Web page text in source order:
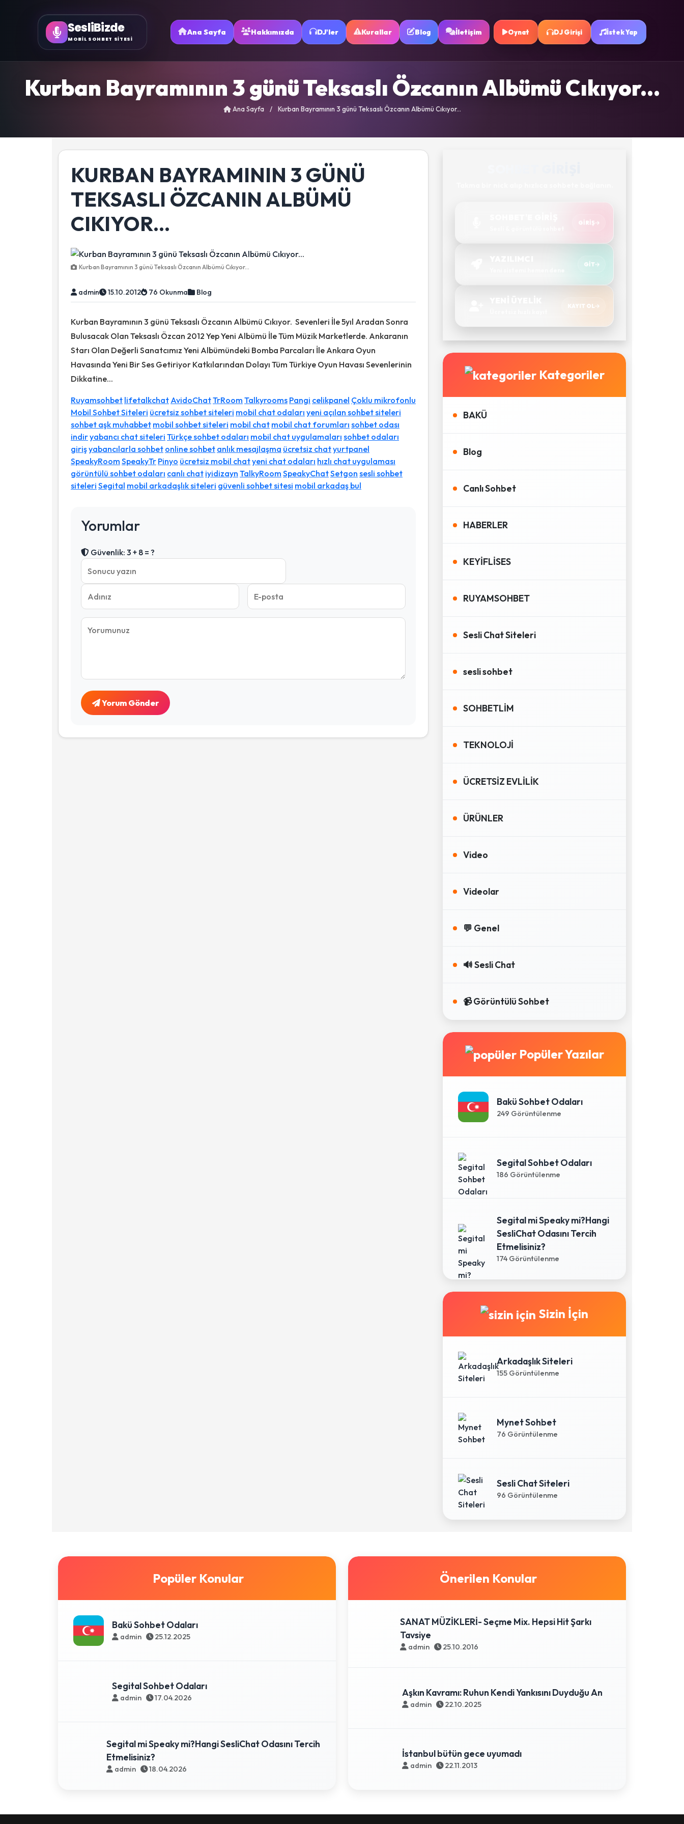
SesliBizde
MOBİL SOHBET SİTESİ
Ana Sayfa Hakkımızda DJ'ler Kurallar Blog İletişim Oynat DJ Girişi İstek Yap
Kurban Bayramının 3 günü Teksaslı Özcanın Albümü Cıkıyor...
Ana Sayfa / Kurban Bayramının 3 günü Teksaslı Özcanın Albümü Cıkıyor...
KURBAN BAYRAMININ 3 GÜNÜ
TEKSASLI ÖZCANIN ALBÜMÜ
CIKIYOR...
Kurban Bayramının 3 günü Teksaslı Özcanın Albümü Cıkıyor...
admin 15.10.2012 76 Okunma Blog
Kurban Bayramının 3 günü Teksaslı Özcanın Albümü Cıkıyor. Sevenleri İle 5yıl Aradan Sonra
Bulusacak Olan Teksaslı Özcan 2012 Yep Yeni Albümü İle Tüm Müzik Marketlerde. Ankaranın
Starı Olan Değerli Sanatcımız Yeni Albümündeki Bomba Parcaları İle Ankara Oyun
Havasında Yeni Bir Ses Getiriyor Katkılarından Dolayı Tüm Türkiye Oyun Havası Sevenlerinin
Dikkatine...
Ruyamsohbet lifetalkchat AvidoChatTrRoom Talkyrooms Pangi celikpanel Çoklu mikrofonlu
Mobil Sohbet Siteleri ücretsiz sohbet siteleri mobil chat odaları yeni açılan sohbet siteleri
sohbet aşk muhabbet mobil sohbet siteleri mobil chat mobil chat forumları sohbet odası
indiryabancı chat siteleri Türkçe sohbet odaları mobil chat uygulamaları sohbet odaları
girişyabancılarla sohbet online sohbet anlık mesajlaşma ücretsiz chatyurtpanel
SpeakyRoom SpeakyTr Pinyo ücretsiz mobil chatyeni chat odaları hızlı chat uygulaması
görüntülü sohbet odaları canlı chat iyidizayn TalkyRoom SpeakyChatSetgon sesli sohbet
siteleri Segital mobil arkadaşlık siteleri güvenli sohbet sitesi mobil arkadaş bul
Yorumlar
Güvenlik: 3 + 8 = ?
Yorum Gönder
GIRIŞ
GIT
KAYIT OL
Kategoriler
BAKÜ
Blog
Canlı Sohbet
HABERLER
KEYİFLİSES
RUYAMSOHBET
Sesli Chat Siteleri
sesli sohbet
SOHBETLİM
TEKNOLOJİ
ÜCRETSİZ EVLİLİK
ÜRÜNLER
Video
Videolar
💬 Genel
🔊 Sesli Chat
📹 Görüntülü Sohbet
Popüler Yazılar
Bakü Sohbet Odaları
249 Görüntülenme
Segital Sohbet Odaları
186 Görüntülenme
Segital mi Speaky mi?Hangi
SesliChat Odasını Tercih
Etmelisiniz?
174 Görüntülenme
Sizin İçin
Arkadaşlık Siteleri
155 Görüntülenme
Mynet Sohbet
76 Görüntülenme
Sesli Chat Siteleri
96 Görüntülenme
Popüler Konular
Bakü Sohbet Odaları
admin 25.12.2025
Segital Sohbet Odaları
admin 17.04.2026
Segital mi Speaky mi?Hangi SesliChat Odasını Tercih
Etmelisiniz?
admin 18.04.2026
Önerilen Konular
SANAT MÜZİKLERİ- Seçme Mix. Hepsi Hit Şarkı
Tavsiye
admin 25.10.2016
Aşkın Kavramı: Ruhun Kendi Yankısını Duyduğu An
admin 22.10.2025
İstanbul bütün gece uyumadı
admin 22.11.2013